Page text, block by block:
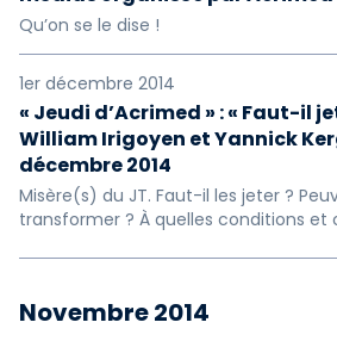
Qu’on se le dise !
1er décembre 2014
« Jeudi d’Acrimed » : « Faut-il
William Irigoyen et Yannick
décembre 2014
Misère(s) du JT. Faut-il les jeter ?
transformer ? À quelles conditions
Novembre 2014